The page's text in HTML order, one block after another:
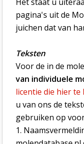
pagina's uit de
juichen dat van
Teksten
Voor de in de
van individuele
licentie die hier te
u van ons de
gebruiken op
1.